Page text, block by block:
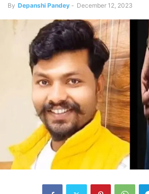
By Depanshi Pandey - December 12, 2023